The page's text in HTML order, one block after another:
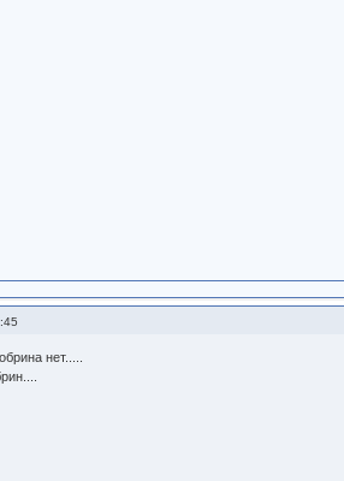
нет.....